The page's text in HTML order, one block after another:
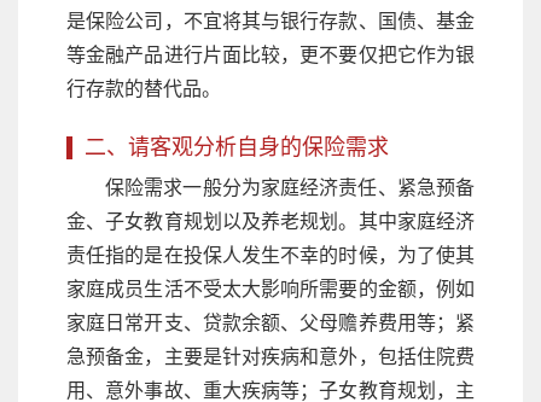
是保险公司，不宜将其与银行存款、国债、基金
等金融产品进行片面比较，更不要仅把它作为银
行存款的替代品。
二、请客观分析自身的保险需求
保险需求一般分为家庭经济责任、紧急预备
金、子女教育规划以及养老规划。其中家庭经济
责任指的是在投保人发生不幸的时候，为了使其
家庭成员生活不受太大影响所需要的金额，例如
家庭日常开支、贷款余额、父母赡养费用等；紧
急预备金，主要是针对疾病和意外，包括住院费
用、意外事故、重大疾病等；子女教育规划，主